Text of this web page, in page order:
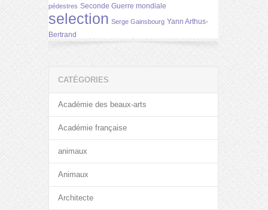
pédestres Seconde Guerre mondiale
selection Serge Gainsbourg Yann Arthus-
Bertrand
CATÉGORIES
Académie des beaux-arts
Académie française
animaux
Animaux
Architecte